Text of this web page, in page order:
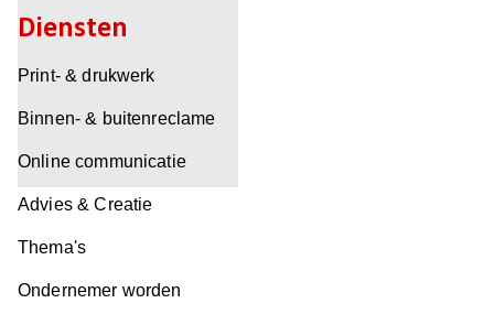
Diensten
Print- & drukwerk
Binnen- & buitenreclame
Online communicatie
Advies & Creatie
Thema's
Ondernemer worden